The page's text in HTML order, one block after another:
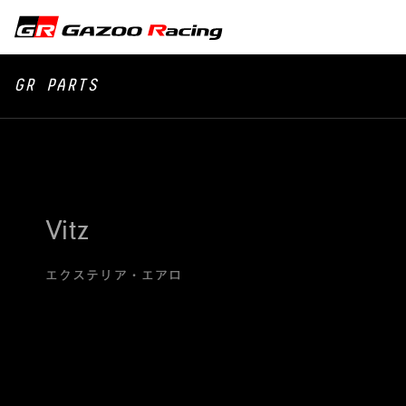
GR PARTS
Vitz
エクステリア・エアロ